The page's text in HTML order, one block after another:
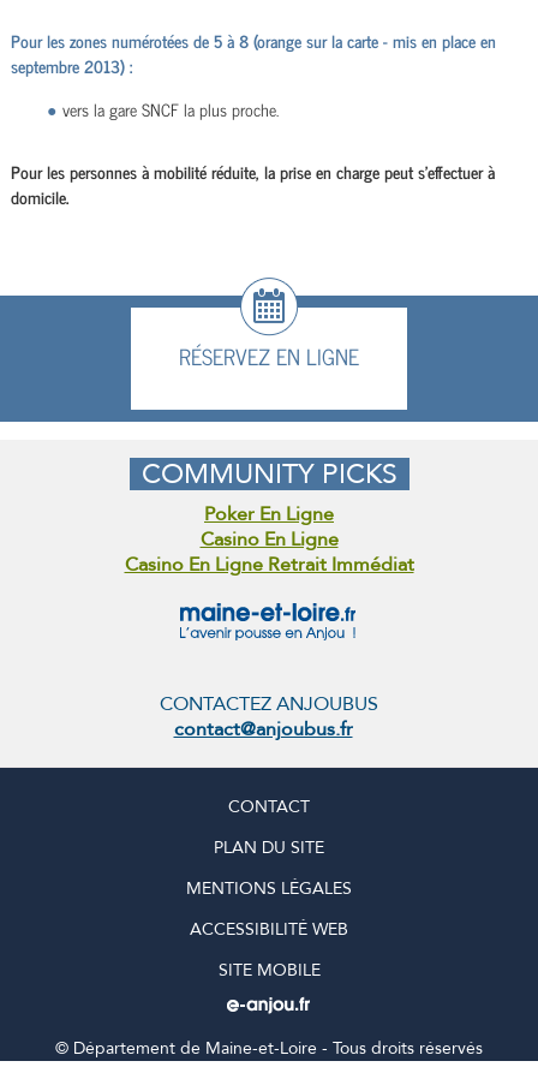
Pour les zones numérotées de 5 à 8 (orange sur la carte - mis en place en
septembre 2013) :
vers la gare SNCF la plus proche.
Pour les personnes à mobilité réduite, la prise en charge peut s’effectuer à
domicile.
RÉSERVEZ EN LIGNE
COMMUNITY PICKS
Poker En Ligne
Casino En Ligne
Casino En Ligne Retrait Immédiat
CONTACTEZ ANJOUBUS
contact@anjoubus.fr
CONTACT
PLAN DU SITE
MENTIONS LÉGALES
ACCESSIBILITÉ WEB
SITE MOBILE
© Département de Maine-et-Loire - Tous droits réservés